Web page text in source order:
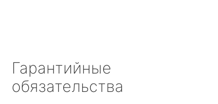
Гарантийные
обязательства